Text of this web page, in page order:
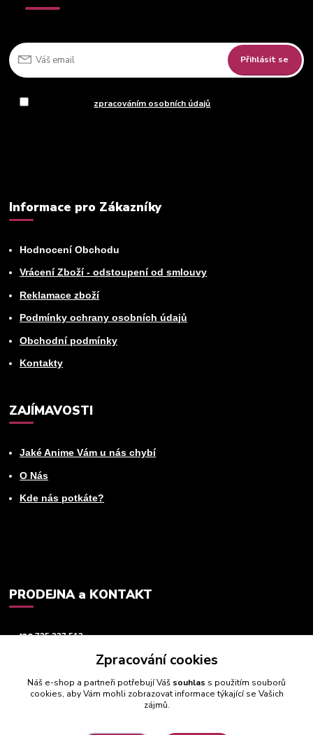
Přihlásit se
zpracováním osobních údajů
Informace pro Zákazníky
Hodnocení Obchodu
Vrácení Zboží - odstoupení od smlouvy
Reklamace zboží
Podmínky ochrany osobních údajů
Obchodní podmínky
Kontakty
ZAJÍMAVOSTI
Jaké Anime Vám u nás chybí
O Nás
Kde nás potkáte?
PRODEJNA a KONTAKT
+420725 237 512
Zpracování cookies
Náš e-shop a partneři potřebují Váš souhlas s použitím souborů
cookies, aby Vám mohli zobrazovat informace týkající se Vašich
zájmů.